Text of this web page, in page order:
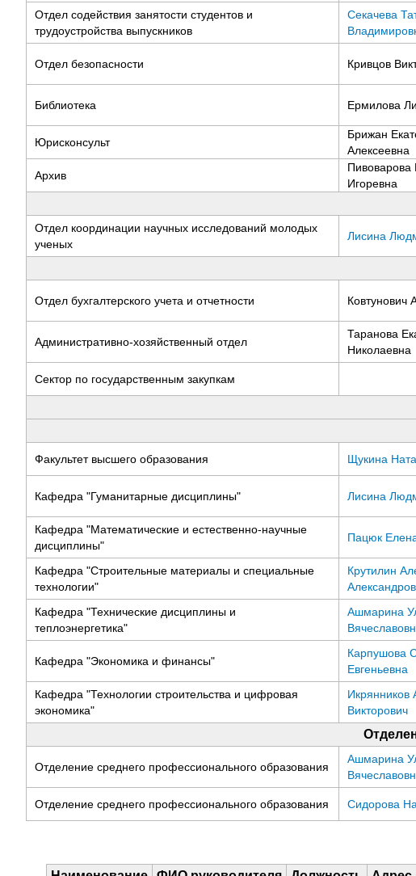
Отдел содействия занятости студентов и
трудоустройства выпускников
Секачева
Отдел безопасности Кривцов
Библиотека Ермилова
Юрисконсульт
Брижан
Алексеевна
Архив
Пивоварова
Игоревна
Отдел координации научных исследований молодых
ученых
Лисина
Отдел бухгалтерского учета и отчетности Ковтунович
Административно-хозяйственный отдел
Таранова
Николаевна
Сектор по государственным закупкам
Факультет высшего образования Щукина
Кафедра "Гуманитарные дисциплины" Лисина
Кафедра "Математические и естественно-научные
дисциплины"
Пацюк
Кафедра "Строительные материалы и специальные
технологии"
Крутилин
Кафедра "Технические дисциплины и
теплоэнергетика"
Ашмарина
Кафедра "Экономика и финансы"
Карпушова
Евгеньевна
Кафедра "Технологии строительства и цифровая
экономика"
Икрянников
Викторович
Отделение среднего профессионального образования
Ашмарина
Отделение среднего профессионального образования Сидорова